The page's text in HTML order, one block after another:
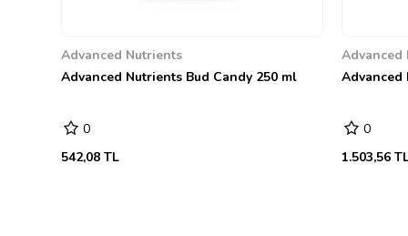
Advanced Nutrients
Advanced Nutrients Bud Candy 250 ml
0
542,08 TL
Advanced
Advanced
0
1.503,56